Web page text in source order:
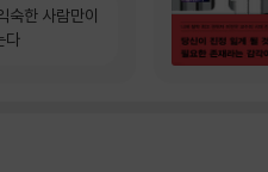
숙한 사람만이
다